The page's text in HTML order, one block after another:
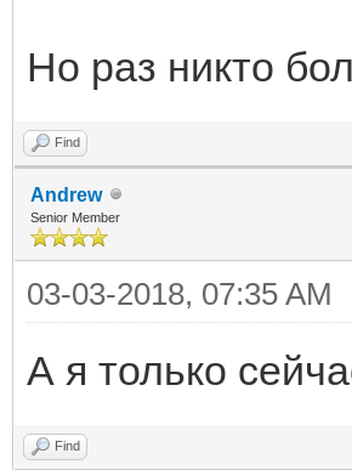
Но раз никто
Find
Andrew
Senior Member
03-03-2018, 07:35 AM
А я только
Find